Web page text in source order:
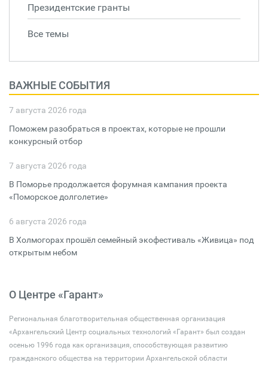
Президентские гранты
Все темы
ВАЖНЫЕ СОБЫТИЯ
7 августа 2026 года
Поможем разобраться в проектах, которые не прошли
конкурсный отбор
7 августа 2026 года
В Поморье продолжается форумная кампания проекта
«Поморское долголетие»
6 августа 2026 года
В Холмогорах прошёл семейный экофестиваль «Живица» под
открытым небом
О Центре «Гарант»
Региональная благотворительная общественная организация
«Архангельский Центр социальных технологий «Гарант» был создан
осенью 1996 года как организация, способствующая развитию
гражданского общества на территории Архангельской области